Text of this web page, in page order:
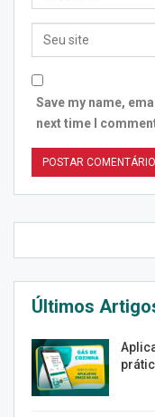
Save my name,
next time I
Últimos